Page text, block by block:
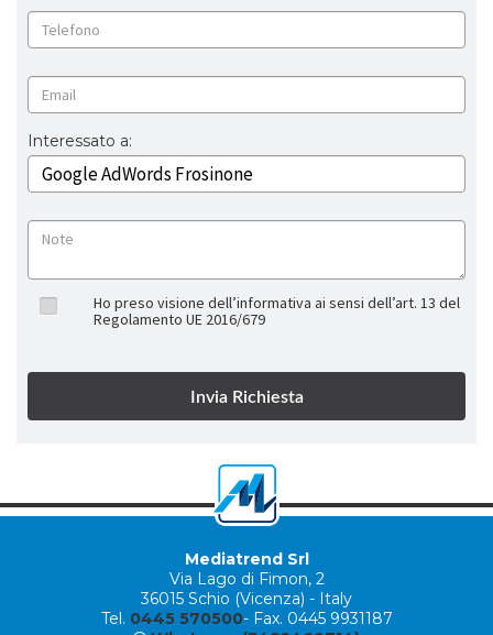
Interessato a:
Ho preso visione dell’informativa ai sensi dell’art. 13 del
Regolamento UE 2016/679
Mediatrend Srl
Via Lago di Fimon, 2
36015 Schio (Vicenza) - Italy
Tel. 0445 570500- Fax. 0445 9931187